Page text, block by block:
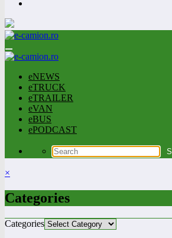
eNEWS
eTRUCK
eTRAILER
eVAN
eBUS
ePODCAST
×
Categories
Categories